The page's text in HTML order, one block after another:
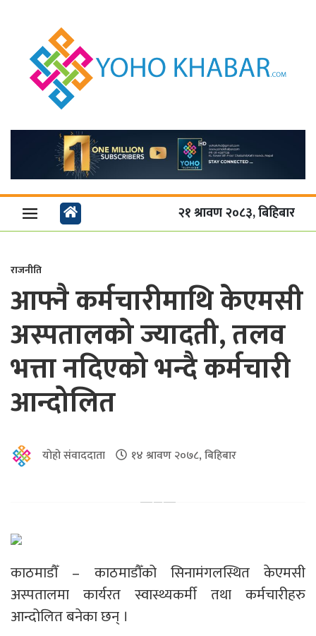
२१ श्रावण २०८३, बिहिबार
राजनीति
आफ्नै कर्मचारीमाथि केएमसी
अस्पतालको ज्यादती, तलव
भत्ता नदिएको भन्दै कर्मचारी
आन्दोलित
योहो संवाददाता १४ श्रावण २०७८, बिहिबार
काठमाडौँ – काठमाडौँको सिनामंगलस्थित केएमसी
अस्पतालमा कार्यरत स्वास्थ्यकर्मी तथा कर्मचारीहरु
आन्दोलित बनेका छन् ।